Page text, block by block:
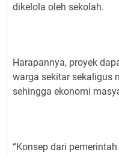
dikelola oleh sekolah.
Harapannya, proyek
warga sekitar sekaligus
sehingga ekonomi
“Konsep dari